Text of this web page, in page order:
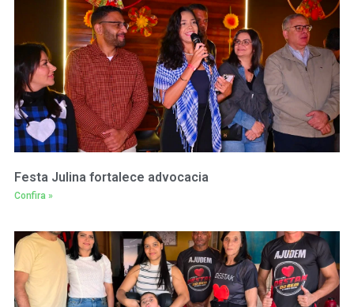
Festa Julina fortalece advocacia
Confira »